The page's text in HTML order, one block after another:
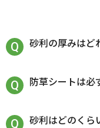
砂利の厚みはど
防草シートは必
砂利はどのくら